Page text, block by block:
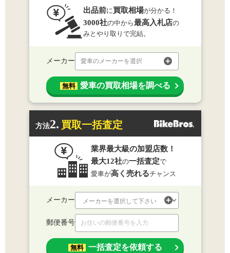
出品前に 買取相場が分かる！
3000社の中から最高入札店の
みとやり取りで完結。
メーカー 愛車のメーカーを選択
無料 愛車の買取相場を調べる
方法2. 買取一括査定
業界最大級の加盟店数！
最大12社の一括査定で
愛車が高く売れるチャンス
メーカー
郵便番号
無料 一括査定を依頼する